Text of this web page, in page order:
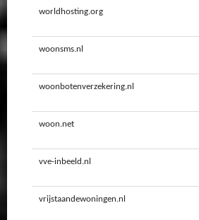
worldhosting.org
woonsms.nl
woonbotenverzekering.nl
woon.net
vve-inbeeld.nl
vrijstaandewoningen.nl